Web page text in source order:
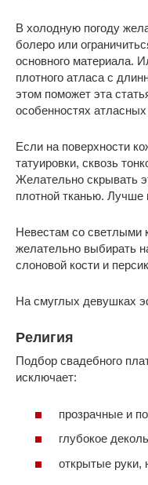
В холодную погоду
болеро или
основного материала.
плотного атласа с
этом поможет эта
особенностях
Если на поверхности
татуировки, сквозь
Желательно скрывать
плотной тканью. Лучше
Невестам со светлыми
желательно выбирать
слоновой кости и
На смуглых девушках
Религия
Подбор свадебного
исключает:
прозрачные и
глубокое
открытые руки,